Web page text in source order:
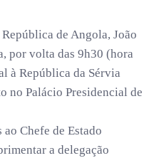
de Angola, João
por volta das 9h30 (hora
à República da Sérvia
no Palácio Presidencial de
Chefe de Estado
a delegação